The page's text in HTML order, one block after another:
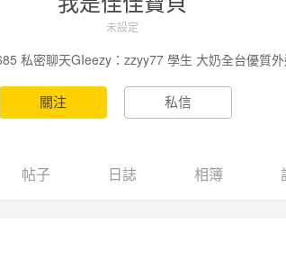
未設定
私密聊天GIeezy：zzyy77 學生 大奶全台優質
帖子 日誌 相簿